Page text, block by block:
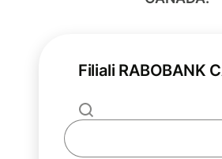
Filiali RABOBANK